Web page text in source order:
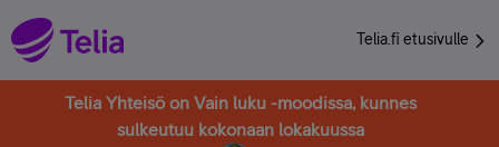
Telia.fi etusivulle
Telia Yhteisö on Vain luku -moodissa, kunnes
sulkeutuu kokonaan lokakuussa